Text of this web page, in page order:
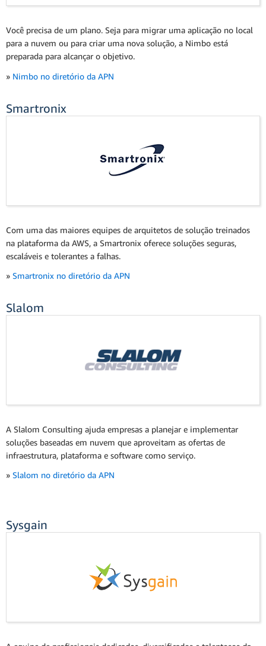
Você precisa de um plano. Seja para migrar uma aplicação no local
para a nuvem ou para criar uma nova solução, a Nimbo está
preparada para alcançar o objetivo.
» Nimbo no diretório da APN
Smartronix
Com uma das maiores equipes de arquitetos de solução treinados
na plataforma da AWS, a Smartronix oferece soluções seguras,
escaláveis e tolerantes a falhas.
» Smartronix no diretório da APN
Slalom
A Slalom Consulting ajuda empresas a planejar e implementar
soluções baseadas em nuvem que aproveitam as ofertas de
infraestrutura, plataforma e software como serviço.
» Slalom no diretório da APN
Sysgain